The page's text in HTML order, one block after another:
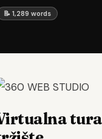
📝 1,289 words